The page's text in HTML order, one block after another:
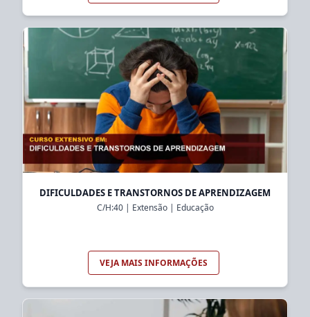
DIFICULDADES E TRANSTORNOS DE APRENDIZAGEM
C/H:40| Extensão| Educação
VEJA MAIS INFORMAÇÕES